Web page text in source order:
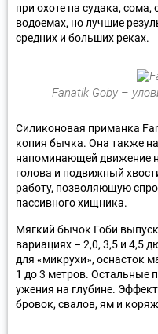
при охоте на судака,
водоемах, но лучшие
средних и больших реках.
Fanatik Goby –
Силиконовая приманка
копия бычка. Она также
напоминающей движение
голова и подвижный
работу, позволяющую
пассивного хищника.
Мягкий бычок Гоби
вариациях – 2,0, 3,5 и 4,5
для «микрухи», оснасток
1 до 3 метров. Остальные
ужения на глубине.
бровок, свалов, ям и